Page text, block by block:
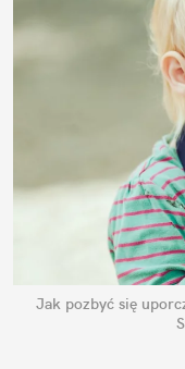
Jak pozbyć się